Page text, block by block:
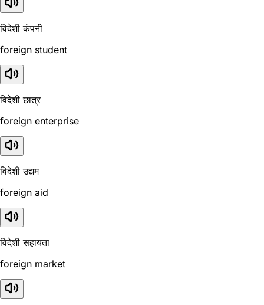
विदेशी कंपनी
foreign student
विदेशी छात्र
foreign enterprise
विदेशी उद्यम
foreign aid
विदेशी सहायता
foreign market